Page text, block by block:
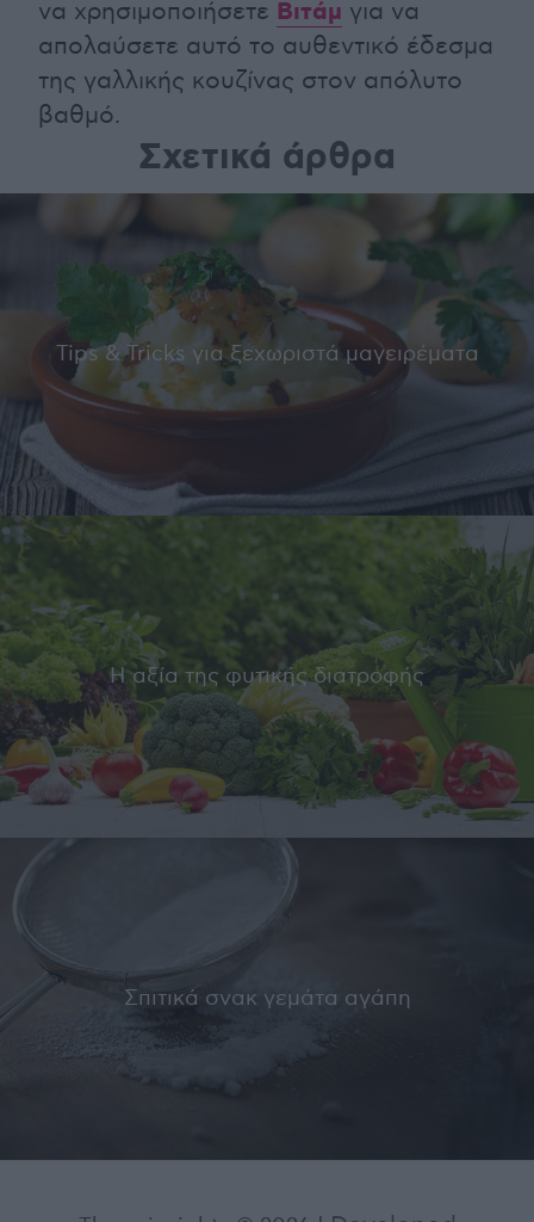
να χρησιμοποιήσετε Βιτάμ για να
απολαύσετε αυτό το αυθεντικό έδεσμα
της γαλλικής κουζίνας στον απόλυτο
βαθμό.
Σχετικά άρθρα
Tips & Tricks για ξεχωριστά μαγειρέματα
Η αξία της φυτικής διατροφής
Σπιτικά σνακ γεμάτα αγάπη